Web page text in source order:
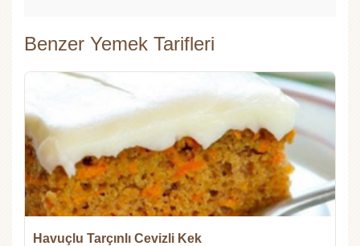
Benzer Yemek Tarifleri
Havuçlu Tarçınlı Cevizli Kek